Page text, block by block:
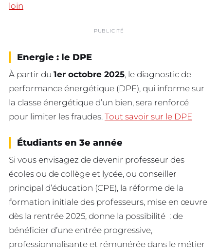
loin
PUBLICITÉ
Energie : le DPE
À partir du 1er octobre 2025, le diagnostic de
performance énergétique (DPE), qui informe sur
la classe énergétique d’un bien, sera renforcé
pour limiter les fraudes. Tout savoir sur le DPE
Étudiants en 3e année
Si vous envisagez de devenir professeur des
écoles ou de collège et lycée, ou conseiller
principal d’éducation (CPE), la réforme de la
formation initiale des professeurs, mise en œuvre
dès la rentrée 2025, donne la possibilité : de
bénéficier d’une entrée progressive,
professionnalisante et rémunérée dans le métier